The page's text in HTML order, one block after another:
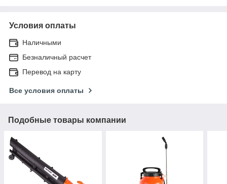
Условия оплаты
Наличными
Безналичный расчет
Перевод на карту
Все условия оплаты
Подобные товары компании